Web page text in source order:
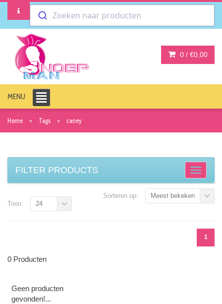
Zoeken naar producten
0 / €0,00
MENU
Home Tags caney
FILTER PRODUCTS
Sorteren op: Meest bekeken
1
Toon: 24
0 Producten
Geen producten
gevonden!...